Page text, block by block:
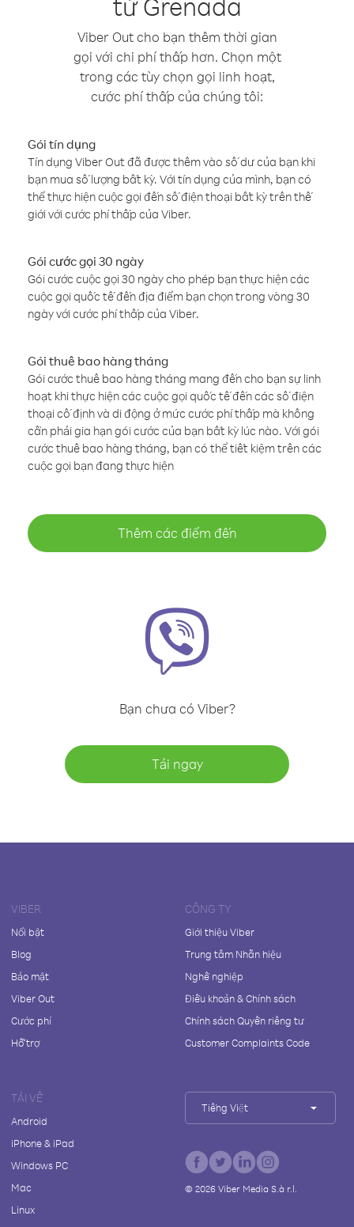
Viber Out cho bạn thêm thời gian
gọi với chi phí thấp hơn. Chọn một
trong các tùy chọn gọi linh hoạt,
cước phí thấp của chúng tôi:
Gói tín dụng
Tín dụng Viber Out đã được thêm vào số dư của bạn khi
bạn mua số lượng bất kỳ. Với tín dụng của mình, bạn có
thể thực hiện cuộc gọi đến số điện thoại bất kỳ trên thế
giới với cước phí thấp của Viber.
Gói cước gọi 30 ngày
Gói cước cuộc gọi 30 ngày cho phép bạn thực hiện các
cuộc gọi quốc tế đến địa điểm bạn chọn trong vòng 30
ngày với cước phí thấp của Viber.
Gói thuê bao hàng tháng
Gói cước thuê bao hàng tháng mang đến cho bạn sự linh
hoạt khi thực hiện các cuộc gọi quốc tế đến các số điện
thoại cố định và di động ở mức cước phí thấp mà không
cần phải gia hạn gói cước của bạn bất kỳ lúc nào. Với gói
cước thuê bao hàng tháng, bạn có thể tiết kiệm trên các
cuộc gọi bạn đang thực hiện
Thêm các điểm đến
Bạn chưa có Viber?
Tải ngay
VIBER
Nổi bật
Blog
Bảo mật
Viber Out
Cước phí
Hỗ trợ
CÔNG TY
Giới thiệu Viber
Trung tâm Nhãn hiệu
Nghề nghiệp
Điều khoản & Chính sách
Chính sách Quyền riêng tư
Customer Complaints Code
TẢI VỀ
Android
iPhone & iPad
Windows PC
Mac
Linux
Tiếng Việt
© 2026Viber Media S.à r.l.